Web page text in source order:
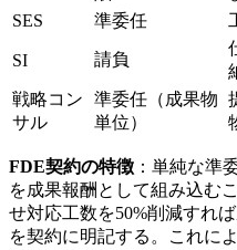
SES
準委任
SI 請負
戦略コン
サル
準委任​（成果物
単位）
FDE契約の特徴 ：単純な​準
を​成果報酬と​して​組み込む
せ対応工数を​50%削減すれ
を​契約に​明記する。​これに​